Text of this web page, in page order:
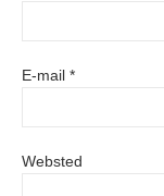
E-mail *
Websted